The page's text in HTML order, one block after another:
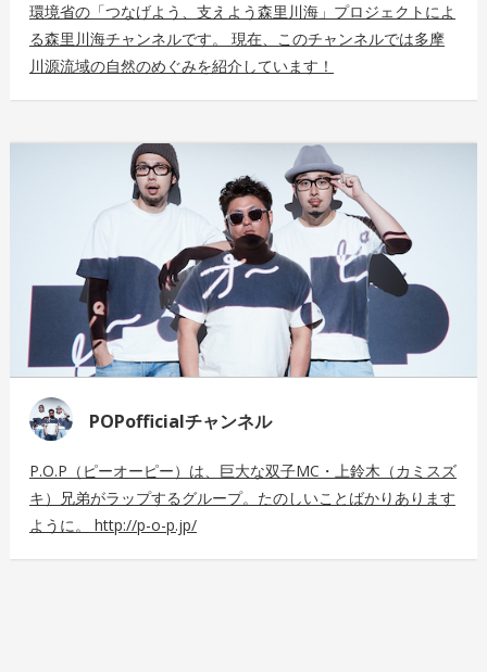
環境省の「つなげよう、支えよう森里川海」プロジェクトによ
る森里川海チャンネルです。 現在、このチャンネルでは多摩
川源流域の自然のめぐみを紹介しています！
POPofficialチャンネル
P.O.P（ピーオーピー）は、巨大な双子MC・上鈴木（カミスズ
キ）兄弟がラップするグループ。たのしいことばかりあります
ように。 http://p-o-p.jp/